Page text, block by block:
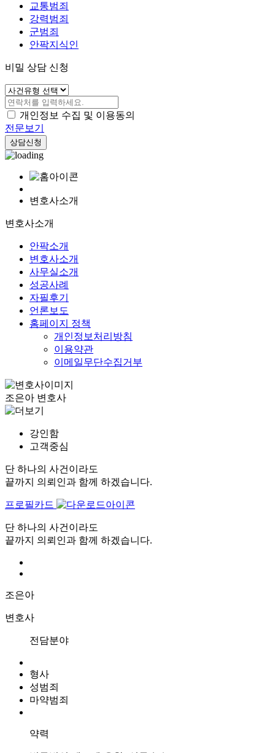
교통범죄
강력범죄
군범죄
안팍지식인
비밀 상담 신청
개인정보 수집 및 이용동의
전문보기
상담신청
변호사소개
변호사소개
안팍소개
변호사소개
사무실소개
성공사례
자필후기
언론보도
홈페이지 정책
개인정보처리방침
이용약관
이메일무단수집거부
조은아 변호사
강인함
고객중심
단 하나의 사건이라도
끝까지 의뢰인과 함께 하겠습니다.
프로필카드
단 하나의 사건이라도
끝까지 의뢰인과 함께 하겠습니다.
조은아
변호사
전담분야
형사
성범죄
마약범죄
약력